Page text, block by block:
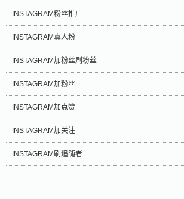
INSTAGRAM粉丝推广
INSTAGRAM真人粉
INSTAGRAM加粉丝刷粉丝
INSTAGRAM加粉丝
INSTAGRAM加点赞
INSTAGRAM加关注
INSTAGRAM刷追随者